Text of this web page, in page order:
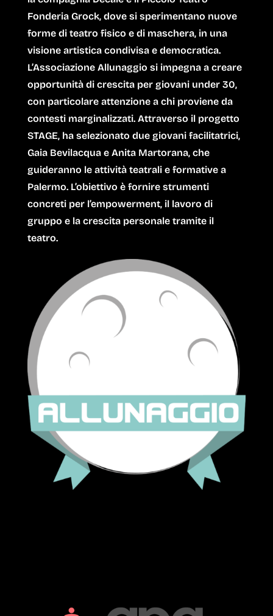
Fonderia Grock, dove si sperimentano nuove
forme di teatro fisico e di maschera, in una
visione artistica condivisa e democratica.
L’Associazione Allunaggio si impegna a creare
opportunità di crescita per giovani under 30,
con particolare attenzione a chi proviene da
contesti marginalizzati. Attraverso il progetto
STAGE, ha selezionato due giovani facilitatrici,
Gaia Bevilacquae Anita Martorana, che
guideranno le attività teatrali e formative a
Palermo. L’obiettivo è fornire strumenti
concreti per l’empowerment, il lavoro di
gruppo e la crescita personale tramite il
teatro.